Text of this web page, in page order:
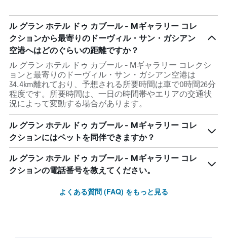
ル グラン ホテル ドゥ カブール - Mギャラリー コレ
クションから最寄りのドーヴィル・サン・ガシアン
空港へはどのぐらいの距離ですか？
ル グラン ホテル ドゥ カブール - Mギャラリー コレクシ
ョンと最寄りのドーヴィル・サン・ガシアン空港は
34.4km離れており、予想される所要時間は車で0時間26分
程度です。所要時間は、一日の時間帯やエリアの交通状
況によって変動する場合があります。
ル グラン ホテル ドゥ カブール - Mギャラリー コレ
クションにはペットを同伴できますか？
ル グラン ホテル ドゥ カブール - Mギャラリー コレ
クションの電話番号を教えてください。
よくある質問 (FAQ) をもっと見る